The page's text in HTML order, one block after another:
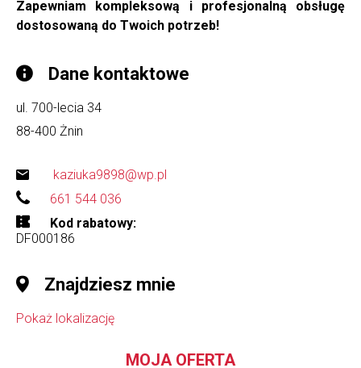
Zapewniam kompleksową i profesjonalną obsługę
dostosowaną do Twoich potrzeb!
Dane kontaktowe
ul. 700-lecia 34
88-400 Żnin
kaziuka9898@wp.pl
661 544 036
Kod rabatowy
DF000186
Znajdziesz mnie
Pokaż lokalizację
MOJA OFERTA